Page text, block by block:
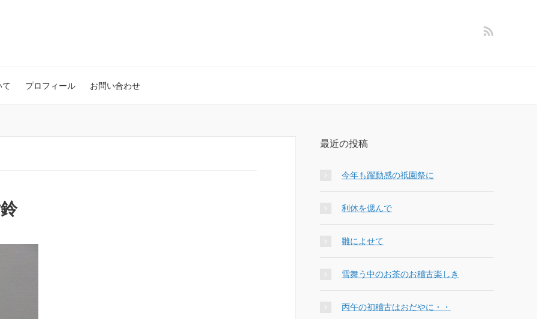
て プロフィール お問い合わせ
最近の投稿
今年も躍動感の祇園祭に
利休を偲んで
雛によせて
雪舞う中のお茶のお稽古楽しき
丙午の初稽古はおだやに・・